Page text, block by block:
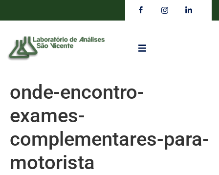
onde-encontro-
exames-
complementares-para-
motorista